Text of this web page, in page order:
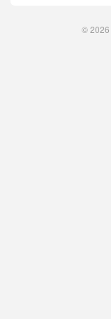
© 2026